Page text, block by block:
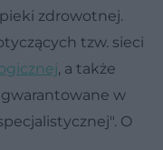
zdrowotnej.
tzw. sieci
, a także
w
O